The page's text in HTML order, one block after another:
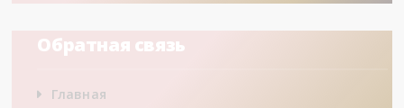
Обратная связь
Главная